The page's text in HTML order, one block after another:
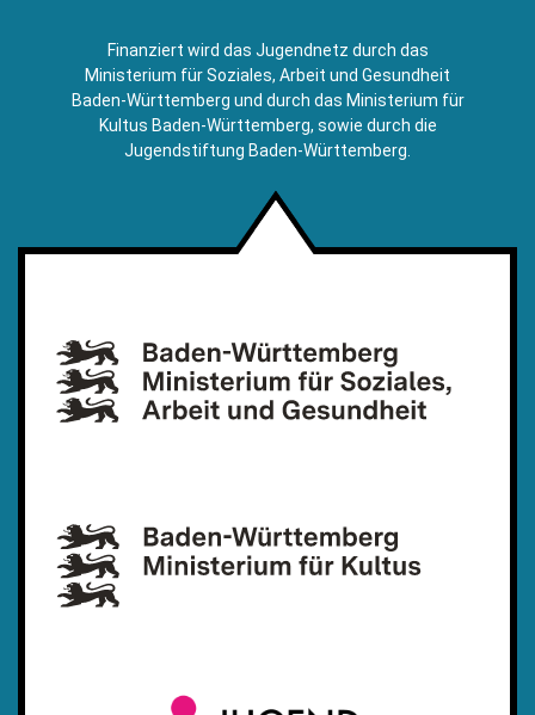
Mail)
Finanziert wird das Jugendnetz durch das
Ministerium für Soziales, Arbeit und Gesundheit
Baden-Württemberg und durch das Ministerium für
Kultus Baden-Württemberg, sowie durch die
Jugendstiftung Baden-Württemberg.